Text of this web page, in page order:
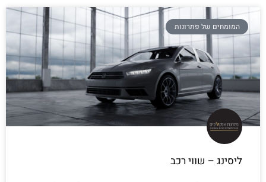
המומחים של פתרונות
ליסינג – שווי רכב